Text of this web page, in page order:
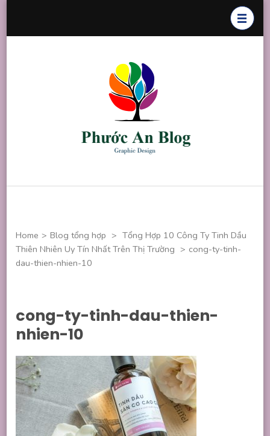
Home > Blog tổng hợp > Tổng Hợp 10 Công Ty Tinh Dầu
Thiên Nhiên Uy Tín Nhất Trên Thị Trường > cong-ty-tinh-
dau-thien-nhien-10
cong-ty-tinh-dau-thien-
nhien-10